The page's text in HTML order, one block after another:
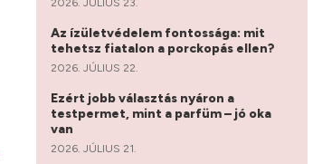
Az ízületvédelem fontossága: mit
tehetsz fiatalon a porckopás ellen?
2026. JÚLIUS 22.
Ezért jobb választás nyáron a
testpermet, mint a parfüm – jó oka
van
2026. JÚLIUS 21.